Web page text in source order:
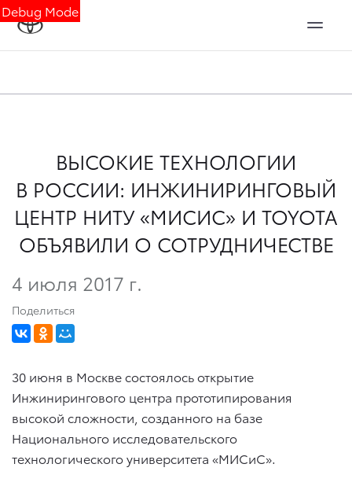
Debug Mode
ВЫСОКИЕ ТЕХНОЛОГИИ
В РОССИИ: ИНЖИНИРИНГОВЫЙ
ЦЕНТР НИТУ «МИСИС» И TOYOTA
ОБЪЯВИЛИ О СОТРУДНИЧЕСТВЕ
4 июля 2017 г.
Поделиться
30 июня в Москве состоялось открытие
Инжинирингового центра прототипирования
высокой сложности, созданного на базе
Национального исследовательского
технологического университета «МИСиС».